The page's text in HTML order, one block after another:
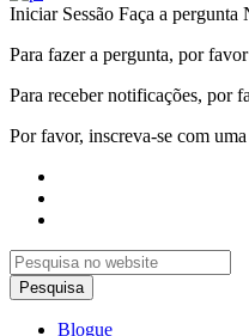
Iniciar Sessão Faça a pergunta
Para fazer a pergunta, por
Para receber notificações, por
Por favor, inscreva-se com
Blogue